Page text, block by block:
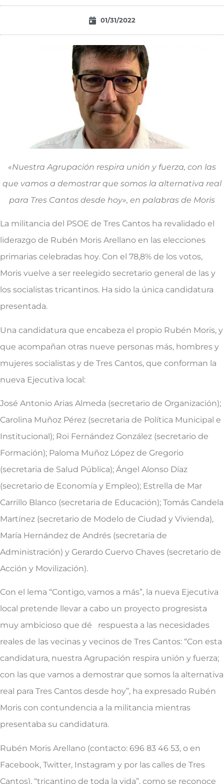
01/31/2022
«Nuestra Agrupación respira unión y fuerza, con las
que vamos a demostrar que somos la alternativa real
para Tres Cantos desde hoy», en palabras de Moris
La militancia del PSOE de Tres Cantos ha revalidado el
liderazgo de Rubén Moris Arellano en las elecciones
primarias celebradas hoy. Con el 78,8% de los votos,
Moris vuelve a ser reelegido secretario general de las y
los socialistas tricantinos. Ha sido la única candidatura
presentada.
Una candidatura que encabeza el propio Rubén Moris, y
que acompañan otras nueve personas más, hombres y
mujeres socialistas y de Tres Cantos, que conforman la
nueva Ejecutiva local:
José Antonio Arias Almeda (secretario de Organización);
Carolina Muñoz Pérez (secretaria de Política Municipal e
Institucional); Roi Fernández González (secretario de
Formación); Paloma Muñoz López de Gregorio
(secretaria de Salud Pública); Ángel Alonso Díaz
(secretario de Economía y Empleo); Estrella de Mar
Carrillo Blanco (secretaria de Educación); Tomás Candela
Martínez (secretario de Modelo de Ciudad y Vivienda),
María Hernández de Andrés (secretaria de
Administración) y Gerardo Cuervo Chaves (secretario de
Acción y Movilización).
Con el lema “Contigo, vamos a más”, la nueva Ejecutiva
local pretende llevar a cabo un proyecto progresista
muy ambicioso que dé respuesta a las necesidades
reales de las vecinas y vecinos de Tres Cantos: “Con esta
candidatura, nuestra Agrupación respira unión y fuerza;
con las que vamos a demostrar que somos la alternativa
real para Tres Cantos desde hoy”, ha expresado Rubén
Moris con contundencia a la militancia mientras
presentaba su candidatura.
Rubén Moris Arellano (contacto: 696 83 46 53, o en
Facebook, Twitter, Instagram y por las calles de Tres
Cantos), “tricantino de toda la vida”, como se reconoce